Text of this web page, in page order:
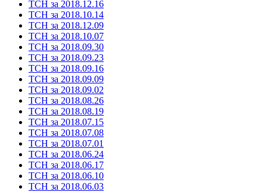
ТСН за 2018.12.16
ТСН за 2018.10.14
ТСН за 2018.12.09
ТСН за 2018.10.07
ТСН за 2018.09.30
ТСН за 2018.09.23
ТСН за 2018.09.16
ТСН за 2018.09.09
ТСН за 2018.09.02
ТСН за 2018.08.26
ТСН за 2018.08.19
ТСН за 2018.07.15
ТСН за 2018.07.08
ТСН за 2018.07.01
ТСН за 2018.06.24
ТСН за 2018.06.17
ТСН за 2018.06.10
ТСН за 2018.06.03